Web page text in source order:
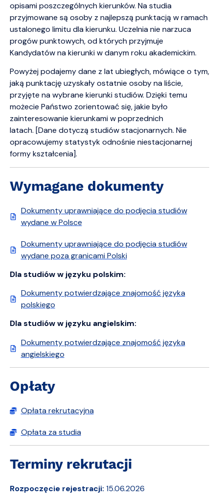
opisami poszczególnych kierunków. Na studia
przyjmowane są osoby z najlepszą punktacją w ramach
ustalonego limitu dla kierunku. Uczelnia nie narzuca
progów punktowych, od których przyjmuje
Kandydatów na kierunki w danym roku akademickim.
Powyżej podajemy dane z lat ubiegłych, mówiące o tym,
jaką punktację uzyskały ostatnie osoby na liście,
przyjęte na wybrane kierunki studiów. Dzięki temu
możecie Państwo zorientować się, jakie było
zainteresowanie kierunkami w poprzednich
latach. [Dane dotyczą studiów stacjonarnych. Nie
opracowujemy statystyk odnośnie niestacjonarnej
formy kształcenia].
Wymagane dokumenty
Dokumenty uprawniające do podjęcia studiów
wydane w Polsce
Dokumenty uprawniające do podjęcia studiów
wydane poza granicami Polski
Dla studiów w języku polskim:
Dokumenty potwierdzające znajomość języka
polskiego
Dla studiów w języku angielskim:
Dokumenty potwierdzające znajomość języka
angielskiego
Opłaty
Opłata rekrutacyjna
Opłata za studia
Terminy rekrutacji
Rozpoczęcie rejestracji: 15.06.2026